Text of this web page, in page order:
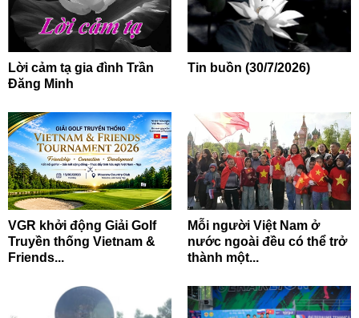
Lời cảm tạ gia đình Trần
Đăng Minh
Tin buồn (30/7/2026)
VGR khởi động Giải Golf
Truyền thống Vietnam &
Friends...
Mỗi người Việt Nam ở
nước ngoài đều có thể trở
thành một...